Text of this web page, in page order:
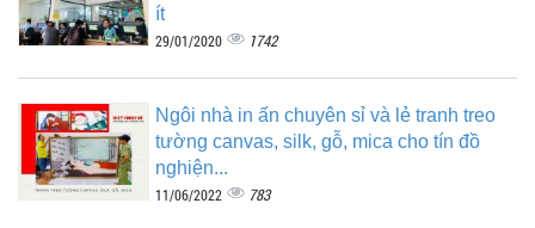
ít
29/01/2020 1742
Ngôi nhà in ấn chuyên sỉ và lẻ tranh treo
tường canvas, silk, gỗ, mica cho tín đồ
nghiện...
11/06/2022 783